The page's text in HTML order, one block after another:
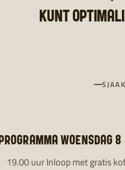
KUNT
PROGRAMMA WOENSDAG 8
19.00 uur Inloop met gratis